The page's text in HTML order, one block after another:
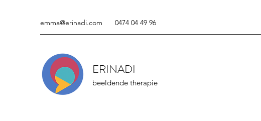
emma@erinadi.com 0474 04 49 96
ERINADI
beeldende therapie